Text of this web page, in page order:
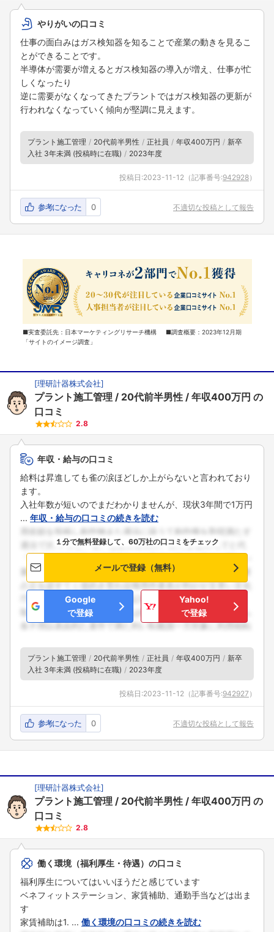
やりがいの口コミ
仕事の面白みはガス検知器を知ることで産業の動きを見るこ
とができることです。
半導体が需要が増えるとガス検知器の導入が増え、仕事が忙
しくなったり
逆に需要がなくなってきたプラントではガス検知器の更新が
行われなくなっていく傾向が堅調に見えます。
プラント施工管理 20代前半男性 正社員 年収400万円
新卒
入社 3年未満 (投稿時に在職)
2023年度
投稿日:2023-11-12 （記事番号:942928）
参考になった 0 不適切な投稿として報告
■実査委託先：日本マーケティングリサーチ機構 ■調査概要：2023年12月期
「サイトのイメージ調査」
[理研計器株式会社]
プラント施工管理 20代前半男性 年収400万円 の
口コミ
2.8
年収・給与の口コミ
給料は昇進しても雀の涙ほどしか上がらないと言われており
ます。
入社年数が短いのでまだわかりませんが、現状3年間で1万円
... 年収・給与の口コミの続きを読む
１分で無料登録して、60万社の口コミをチェック
メールで登録（無料）
Google
で登録
Yahoo!
で登録
プラント施工管理 20代前半男性 正社員 年収400万円
新卒
入社 3年未満 (投稿時に在職)
2023年度
投稿日:2023-11-12 （記事番号:942927 ）
参考になった 0 不適切な投稿として報告
[理研計器株式会社]
プラント施工管理 20代前半男性 年収400万円 の
口コミ
2.8
働く環境（福利厚生・待遇）の口コミ
福利厚生についてはいいほうだと感じています
ベネフィットステーション、家賃補助、通勤手当などは出ま
す
家賃補助は1. ... 働く環境の口コミの続きを読む